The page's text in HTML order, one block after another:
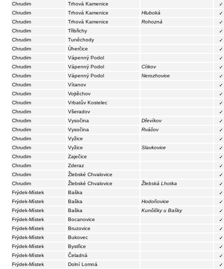
Chrudim
Trhová Kamenice
✓
Chrudim
Trhová Kamenice Hluboká
✓
Chrudim
Trhová Kamenice Rohozná
✓
Chrudim
Třibřichy
✓
Chrudim
Tuněchody
✓
Chrudim
Úherčice
✓
Chrudim
Vápenný Podol
✓
Chrudim
Vápenný Podol Cítkov
✓
Chrudim
Vápenný Podol Nerozhovice
✓
Chrudim
Vítanov
✓
Chrudim
Vojtěchov
✓
Chrudim
Vrbatův Kostelec
✓
Chrudim
Všeradov
✓
Chrudim
Vysočina Dřevíkov
✓
Chrudim
Vysočina Rváčov
✓
Chrudim
Vyžice
✓
Chrudim
Vyžice Slavkovice
✓
Chrudim
Zaječice
✓
Chrudim
Zderaz
✓
Chrudim
Žlebské Chvalovice
✓
Chrudim
Žlebské Chvalovice Žlebská Lhotka
✓
Frýdek-Místek
Baška
✓
Frýdek-Místek
Baška Hodoňovice
✓
Frýdek-Místek
Baška Kunčičky u Bašky
✓
Frýdek-Místek
Bocanovice
✓
Frýdek-Místek
Bruzovice
✓
Frýdek-Místek
Bukovec
✓
Frýdek-Místek
Bystřice
✓
Frýdek-Místek
Čeladná
✓
Frýdek-Místek
Dolní Lomná ✓